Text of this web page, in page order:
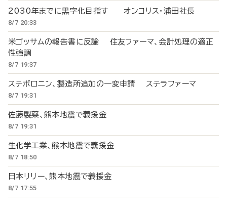
2030年までに黒字化目指す オンコリス・浦田社長
8/7 20:33
米ゴッサムの報告書に反論 住友ファーマ、会計処理の適正
性強調
8/7 19:37
ステボロニン、製造所追加の一変申請 ステラファーマ
8/7 19:31
佐藤製薬、熊本地震で義援金
8/7 19:31
生化学工業、熊本地震で義援金
8/7 18:50
日本リリー、熊本地震で義援金
8/7 17:55